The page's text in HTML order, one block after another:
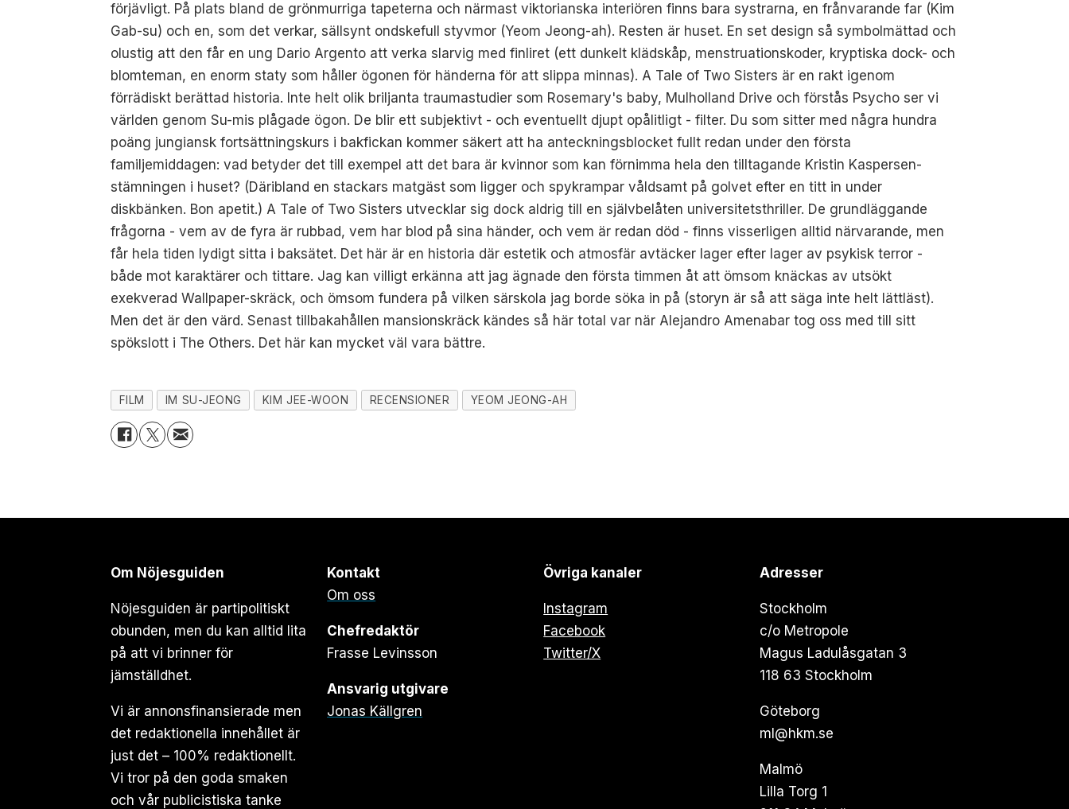
förjävligt. På plats bland de grönmurriga tapeterna och närmast viktorianska interiören finns bara systrarna, en frånvarande far (Kim
Gab-su) och en, som det verkar, sällsynt ondskefull styvmor (Yeom Jeong-ah). Resten är huset. En set design så symbolmättad och
olustig att den får en ung Dario Argento att verka slarvig med finliret (ett dunkelt klädskåp, menstruationskoder, kryptiska dock- och
blomteman, en enorm staty som håller ögonen för händerna för att slippa minnas). A Tale of Two Sisters är en rakt igenom
förrädiskt berättad historia. Inte helt olik briljanta traumastudier som Rosemary's baby, Mulholland Drive och förstås Psycho ser vi
världen genom Su-mis plågade ögon. De blir ett subjektivt - och eventuellt djupt opålitligt - filter. Du som sitter med några hundra
poäng jungiansk fortsättningskurs i bakfickan kommer säkert att ha anteckningsblocket fullt redan under den första
familjemiddagen: vad betyder det till exempel att det bara är kvinnor som kan förnimma hela den tilltagande Kristin Kaspersen-
stämningen i huset? (Däribland en stackars matgäst som ligger och spykrampar våldsamt på golvet efter en titt in under
diskbänken. Bon apetit.) A Tale of Two Sisters utvecklar sig dock aldrig till en självbelåten universitetsthriller. De grundläggande
frågorna - vem av de fyra är rubbad, vem har blod på sina händer, och vem är redan död - finns visserligen alltid närvarande, men
får hela tiden lydigt sitta i baksätet. Det här är en historia där estetik och atmosfär avtäcker lager efter lager av psykisk terror -
både mot karaktärer och tittare. Jag kan villigt erkänna att jag ägnade den första timmen åt att ömsom knäckas av utsökt
exekverad Wallpaper-skräck, och ömsom fundera på vilken särskola jag borde söka in på (storyn är så att säga inte helt lättläst).
Men det är den värd. Senast tillbakahållen mansionskräck kändes så här total var när Alejandro Amenabar tog oss med till sitt
spökslott i The Others. Det här kan mycket väl vara bättre.
FILM IM SU-JEONG KIM JEE-WOON RECENSIONER YEOM JEONG-AH
Om Nöjesguiden
Nöjesguiden är partipolitiskt
obunden, men du kan alltid lita
på att vi brinner för
jämställdhet.
Vi är annonsfinansierade men
det redaktionella innehållet är
just det – 100% redaktionellt.
Vi tror på den goda smaken
och vår publicistiska tanke
Kontakt
Om oss
Chefredaktör
Frasse Levinsson
Ansvarig utgivare
Jonas Källgren
Övriga kanaler
Instagram
Facebook
Twitter/X
Adresser
Stockholm
c/o Metropole
Magus Ladulåsgatan 3
118 63 Stockholm
Göteborg
ml@hkm.se
Malmö
Lilla Torg 1